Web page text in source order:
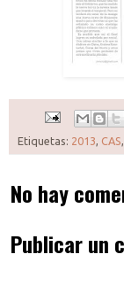
Etiquetas: 2013 CAS
No hay
Publicar un